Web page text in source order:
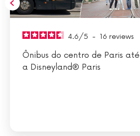
4.6/5 - 16 reviews
Ônibus do centro de Paris até
a Disneyland® Paris